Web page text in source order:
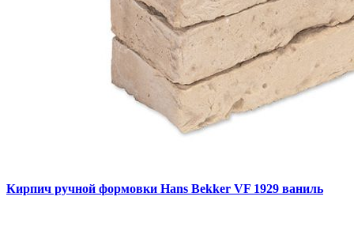
Кирпич ручной формовки Hans Bekker VF 1929 ваниль